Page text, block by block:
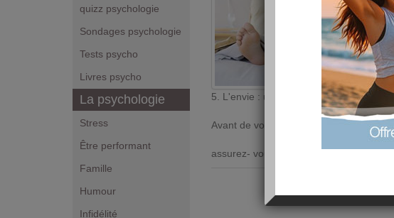
quizz psychologie
Sondages psychologie
Tests psycho
Livres psycho
La psychologie
Stress
Être performant
Famille
Humour
Infidélité
5. L'envie : un si tentant.
Avant de vouloir posséder le bien d'autrui,
assurez- vous que ce que vous avez